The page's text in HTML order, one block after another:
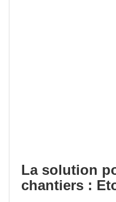
La solution
chantiers :